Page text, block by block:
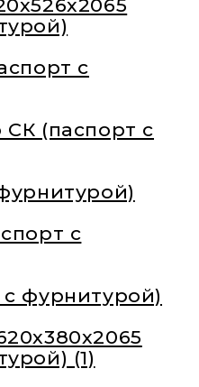
с
(паспорт с
с
фурнитурой)
(1)